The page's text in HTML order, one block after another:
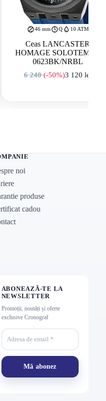
11 900 lei.
545 lei.
46 mm Q 10 ATM
Ceas LANCASTER
HOMAGE SOLOTEMPO
0623BK/NRBL
6 240(-50%)
Prețul inițial a
3 120 lei
Prețul curent
noi
produse
cadou
ABONEAZĂ-TE LA
NEWSLETTER
Promoții, noutăți și oferte
exclusive Cronograf